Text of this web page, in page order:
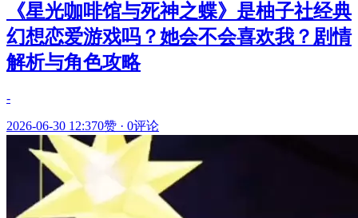
《星光咖啡馆与死神之蝶》是柚子社经典
幻想恋爱游戏吗？她会不会喜欢我？剧情
解析与角色攻略
-
2026-06-30 12:370赞 · 0评论